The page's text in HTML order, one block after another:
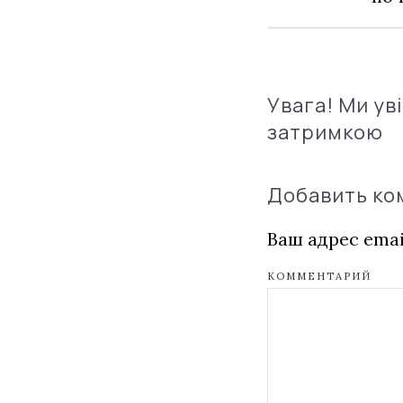
Увага! Ми
затримкою
Добавить
Ваш адрес
КОММЕНТАРИЙ